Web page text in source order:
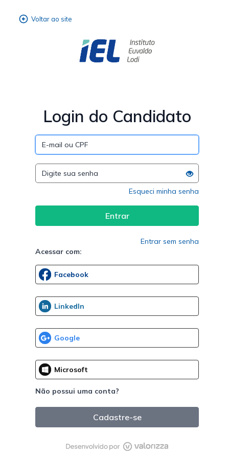
Login do Candidato
Esqueci minha senha
Entrar sem senha
Acessar com:
Não possui uma conta?